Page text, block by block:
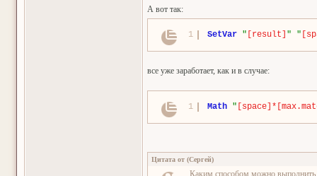
А вот так:
1 SetVar " [result] " "
все уже заработает, как и в случае:
1 Math "
Цитата от (Сергей)
Каким способом можно